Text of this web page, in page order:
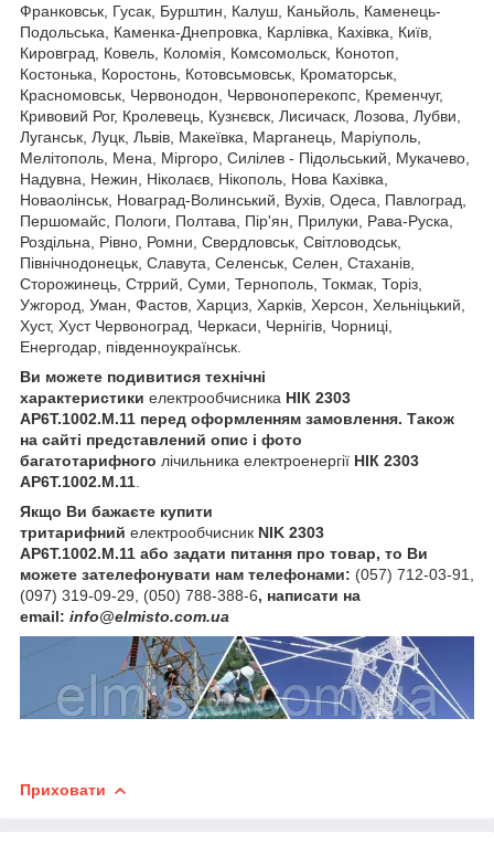
Франковськ, Гусак, Бурштин, Калуш, Каньйоль, Каменець-
Подольська, Каменка-Днепровка, Карлівка, Кахівка, Київ,
Кировград, Ковель, Коломія, Комсомольск, Конотоп,
Костонька, Коростонь, Котовсьмовськ, Кроматорськ,
Красномовськ, Червонодон, Червоноперекопс, Кременчуг,
Кривовий Рог, Кролевець, Кузнєвск, Лисичаск, Лозова, Лубви,
Луганськ, Луцк, Львів, Макеївка, Марганець, Маріуполь,
Мелітополь, Мена, Міргоро, Силілев - Підольський, Мукачево,
Надувна, Нежин, Ніколаєв, Нікополь, Нова Кахівка,
Новаолінськ, Новаград-Волинський, Вухів, Одеса, Павлоград,
Першомайс, Пологи, Полтава, Пір'ян, Прилуки, Рава-Руска,
Роздільна, Рівно, Ромни, Свердловськ, Світловодськ,
Північнодонецьк, Славута, Селенськ, Селен, Стаханів,
Сторожинець, Стррий, Суми, Тернополь, Токмак, Торіз,
Ужгород, Уман, Фастов, Харциз, Харків, Херсон, Хельніцький,
Хуст, Хуст Червоноград, Черкаси, Чернігів, Чорниці,
Енергодар, південноукраїнськ.
Ви можете подивитися технічні
характеристики електрообчисника НІК 2303
AP6T.1002.M.11 перед оформленням замовлення. Також
на сайті представлений опис і фото
багатотарифного лічильника електроенергії НIК 2303
AP6T.1002.M.11.
Якщо Ви бажаєте купити
тритарифний електрообчисник NIK 2303
AP6T.1002.M.11 або задати питання про товар, то Ви
можете зателефонувати нам телефонами: (057) 712-03-91,
(097) 319-09-29, (050) 788-388-6, написати на
email: info@elmisto.com.ua
Приховати